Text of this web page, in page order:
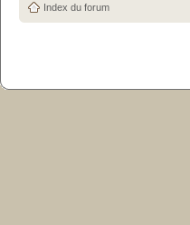
Index du forum